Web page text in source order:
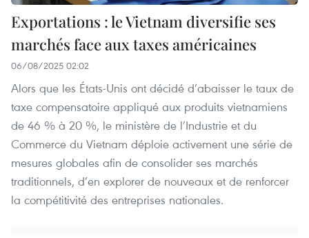
Exportations : le Vietnam diversifie ses
marchés face aux taxes américaines
06/08/2025 02:02
Alors que les États-Unis ont décidé d’abaisser le taux de
taxe compensatoire appliqué aux produits vietnamiens
de 46 % à 20 %, le ministère de l’Industrie et du
Commerce du Vietnam déploie activement une série de
mesures globales afin de consolider ses marchés
traditionnels, d’en explorer de nouveaux et de renforcer
la compétitivité des entreprises nationales.